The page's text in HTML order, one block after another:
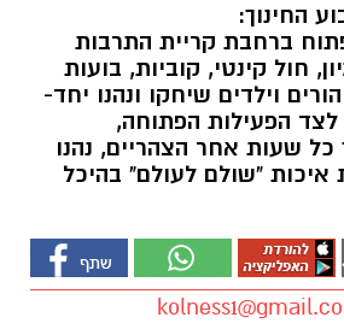
החינוך:
ברחבת קריית התרבות
חול קינטי, קוביות, בועות
סבון ועוד. כ 800 הורים וילדים שיחקו ונהנו יחד-
לצד הפעילות הפתוחה,
שעות אחר הצהריים, נהנו
"שולם לעולם" בהיכל